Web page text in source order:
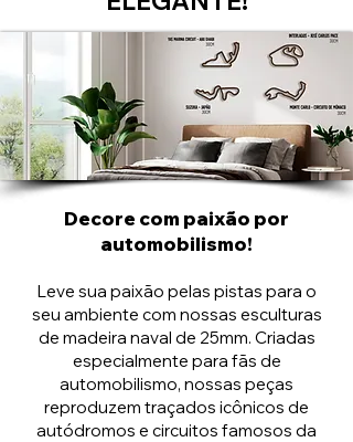
Decore com paixão por
automobilismo!
Leve sua paixão pelas pistas para o
seu ambiente com nossas esculturas
de madeira naval de 25mm. Criadas
especialmente para fãs de
automobilismo, nossas peças
reproduzem traçados icônicos de
autódromos e circuitos famosos da